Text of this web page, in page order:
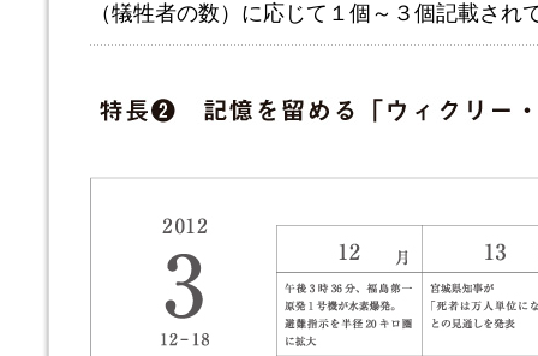
（犠牲者の数）に応じて１個～３個記載され